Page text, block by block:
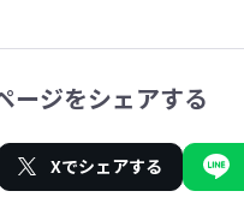
ージをシェアする
Xでシェアする